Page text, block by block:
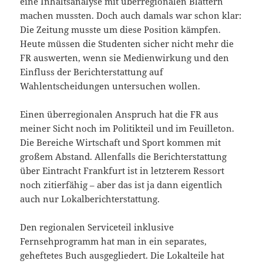
machen mussten. Doch auch damals war schon klar:
Die Zeitung musste um diese Position kämpfen.
Heute müssen die Studenten sicher nicht mehr die
FR auswerten, wenn sie Medienwirkung und den
Einfluss der Berichterstattung auf
Wahlentscheidungen untersuchen wollen.
Einen überregionalen Anspruch hat die FR aus
meiner Sicht noch im Politikteil und im Feuilleton.
Die Bereiche Wirtschaft und Sport kommen mit
großem Abstand. Allenfalls die Berichterstattung
über Eintracht Frankfurt ist in letzterem Ressort
noch zitierfähig – aber das ist ja dann eigentlich
auch nur Lokalberichterstattung.
Den regionalen Serviceteil inklusive
Fernsehprogramm hat man in ein separates,
geheftetes Buch ausgegliedert. Die Lokalteile hat